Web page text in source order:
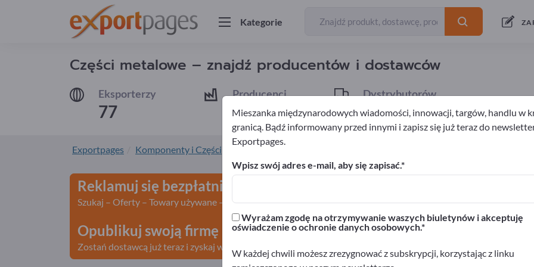
Kategorie
Części metalowe – znajdź producentów i dostawców
Eksporterzy
77
Producenci
74
Dystrybutorów
3
Eksporterzy
77
Exportpages Komponenty i Części Części metalowe
Reklamuj się bezpłatnie w serwisie Exportpages!
Szukaj – Oferty – Towary używane – Kontakty biznesowe >> zacznij tutaj
Opublikuj swoją firmę i produkty na Exportpages.
Zostań dostawcą już teraz i zyskaj widoczność>> opublikuj tutaj
Mieszanka międzynarodowych wiadomości, innowacji, targów, handlu w
granicą. Bądź informowany przed innymi i zapisz się już teraz do
Exportpages.
Wpisz swój adres e-mail, aby się zapisać.
Wyrażam zgodę na otrzymywanie waszych biuletynów i akceptuję
oświadczenie o ochronie danych osobowych.
W każdej chwili możesz zrezygnować z subskrypcji, korzystając z linku